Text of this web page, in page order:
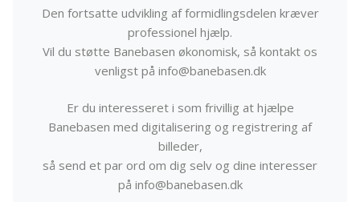
Den fortsatte udvikling af formidlingsdelen kræver
professionel hjælp.
Vil du støtte Banebasen økonomisk, så kontakt os
venligst på info@banebasen.dk
Er du interesseret i som frivillig at hjælpe
Banebasen med digitalisering og registrering af
billeder,
så send et par ord om dig selv og dine interesser
på info@banebasen.dk